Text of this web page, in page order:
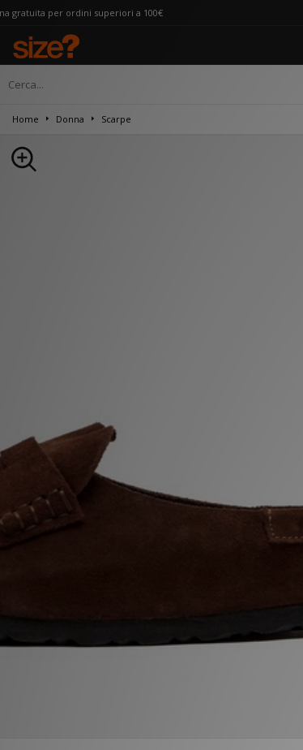
superiori a 100€
Home Donna Scarpe